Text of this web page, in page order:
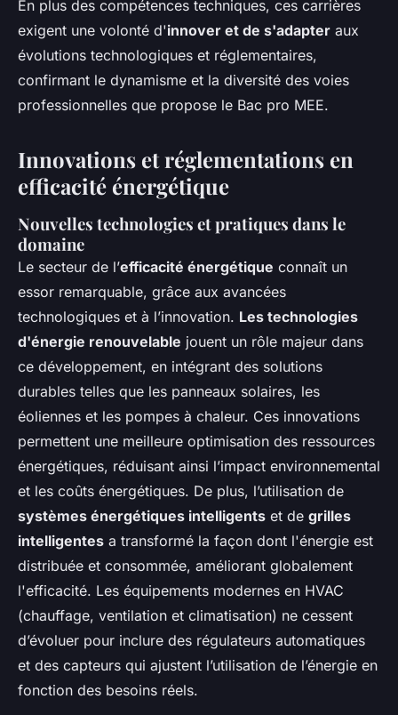
En plus des compétences techniques, ces carrières
exigent une volonté d'innover et de s'adapter aux
évolutions technologiques et réglementaires,
confirmant le dynamisme et la diversité des voies
professionnelles que propose le Bac pro MEE.
Innovations et réglementations en
efficacité énergétique
Nouvelles technologies et pratiques dans le
domaine
Le secteur de l’efficacité énergétique connaît un
essor remarquable, grâce aux avancées
technologiques et à l’innovation. Les technologies
d'énergie renouvelable jouent un rôle majeur dans
ce développement, en intégrant des solutions
durables telles que les panneaux solaires, les
éoliennes et les pompes à chaleur. Ces innovations
permettent une meilleure optimisation des ressources
énergétiques, réduisant ainsi l’impact environnemental
et les coûts énergétiques. De plus, l’utilisation de
systèmes énergétiques intelligents et de grilles
intelligentes a transformé la façon dont l'énergie est
distribuée et consommée, améliorant globalement
l'efficacité. Les équipements modernes en HVAC
(chauffage, ventilation et climatisation) ne cessent
d’évoluer pour inclure des régulateurs automatiques
et des capteurs qui ajustent l’utilisation de l’énergie en
fonction des besoins réels.